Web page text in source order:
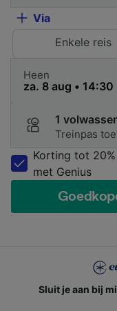
Via
Enkele reis
Heen
1
Treinpas
Korting tot
met Genius
Sluit je aan bij